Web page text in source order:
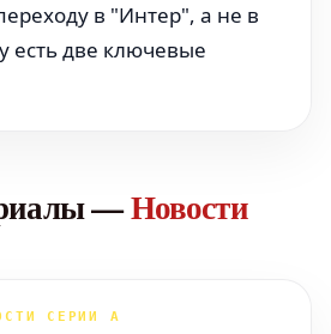
в "Интер", а не в
есть две ключевые
—Новости
СЕРИИ А